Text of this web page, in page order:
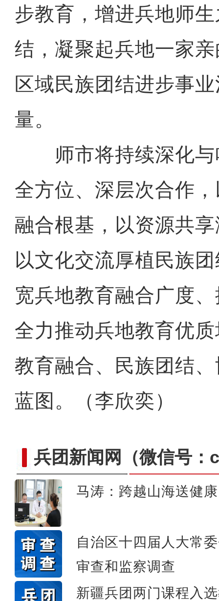
步教育，增进兵地师
结，凝聚起兵地一家
区域民族团结进步事
量。
师市将持续深化与
全方位、深层次合作
融合根基，以资源共
以文化交流厚植民族
宽兵地教育融合广度
全力推动兵地教育优
教育融合、民族团结
蓝图。（李欣奕）
兵团新闻网 （微信号
马涛：跨越山海送健康
自治区十四届人大常
审查和监察调查
新疆兵团两门课程入